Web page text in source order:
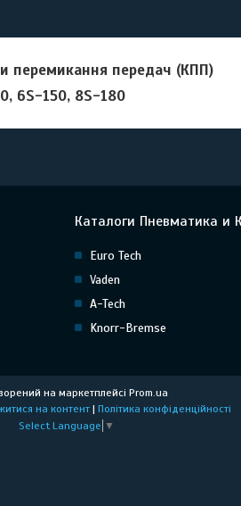
перемикання передач (КПП)
6S-150, 8S-180
Каталоги Пневматика и
Euro Tech
Vaden
A-Tech
Knorr-Bremse
на маркетплейсі Prom.ua
на контент | Політика конфіденційності
Select Language ▼